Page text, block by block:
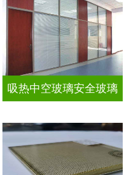
吸热中空玻璃安全玻璃